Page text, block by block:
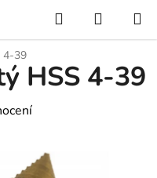
Hledat
KOŠÍK
4-39
HSS 4-39